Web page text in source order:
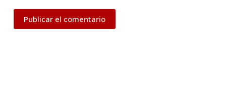
Publicar el comentario